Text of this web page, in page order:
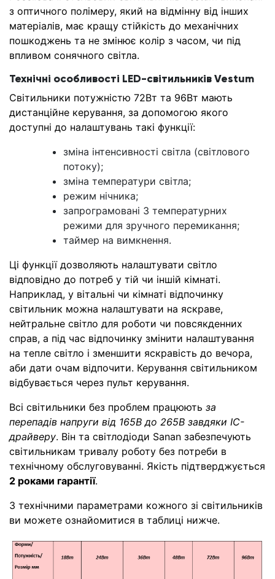
з оптичного полімеру, який на відмінну від інших
матеріалів, має кращу стійкість до механічних
пошкоджень та не змінює колір з часом, чи під
впливом сонячного світла.
Технічні особливості LED-світильників Vestum
Світильники потужністю 72Вт та 96Вт мають
дистанційне керування, за допомогою якого
доступні до налаштувань такі функції:
зміна інтенсивності світла (світлового
потоку);
зміна температури світла;
режим нічника;
запрограмовані 3 температурних
режими для зручного перемикання;
таймер на вимкнення.
Ці функції дозволяють налаштувати світло
відповідно до потреб у тій чи іншій кімнаті.
Наприклад, у вітальні чи кімнаті відпочинку
світильник можна налаштувати на яскраве,
нейтральне світло для роботи чи повсякденних
справ, а під час відпочинку змінити налаштування
на тепле світло і зменшити яскравість до вечора,
аби дати очам відпочити. Керування світильником
відбувається через пульт керування.
Всі світильники без проблем працюють за
перепадів напруги від 165В до 265В завдяки IC-
драйверу. Він та світлодіоди Sanan забезпечують
світильникам тривалу роботу без потреби в
технічному обслуговуванні. Якість підтверджується
2 роками гарантії.
З технічними параметрами кожного зі світильників
ви можете ознайомитися в таблиці нижче.